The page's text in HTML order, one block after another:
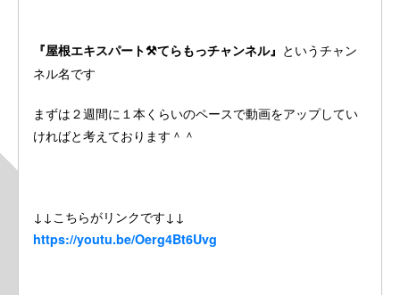
『屋根エキスパート⚒️てらもっチャンネル』 というチャン
ネル名です
まずは２週間に１本くらいのペースで動画をアップしてい
ければと考えております＾＾
↓↓こちらがリンクです↓↓
https://youtu.be/Oerg4Bt6Uvg